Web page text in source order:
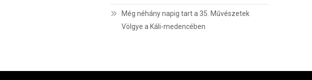
Még néhány napig tart a 35. Művészetek
Völgye a Káli-medencében